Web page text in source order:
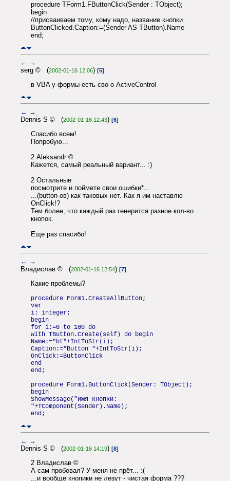
procedure TForm1.FButtonClick(Sender : TObject);
begin
//присваиваем тому, кому надо, название кнопки
ButtonClicked.Caption:=(Sender AS TButton).Name
end;
← →
serg © (2002-01-16 12:06) [5]
в VBA у формы есть сво-о ActiveControl
← →
Dennis S © (2002-01-16 12:43) [6]
Спасибо всем!
Попробую...
2 Aleksandr ©
Кажется, самый реальный вариант... :)
2 Остальные
посмотрите и поймете свои ошибки*...
...(button-ов) как таковых нет. Как я им наставлю
OnClick!?
Тем более, что каждый раз генерится разное кол-во
кнопок.
Еще раз спасибо!
← →
Владислав © (2002-01-16 12:54) [7]
Какие проблемы?
procedure Form1.CreateAllButton;
var
i: integer;
begin
for i:=0 to 100 do
with TButton.Create(self) do begin
Name:="bt"+IntToStr(i);
Caption:="Button "+IntToStr(i);
OnClick:=ButtonClick
end
end;
procedure Form1.ButtonClick(Sender: TObject);
begin
ShowMessage("Имя кнопки:
"+TComponent(Sender).Name);
end;
← →
Dennis S © (2002-01-16 14:19) [8]
2 Владислав ©
А сам пробовал? У меня не прёт... :(
...и вообще кнопики не лезут - чистая форма ???